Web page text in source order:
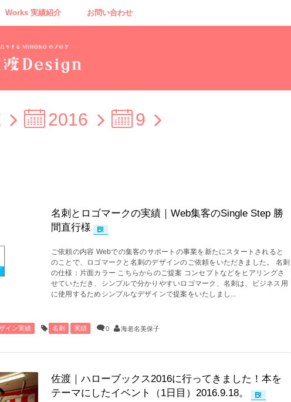
Works 実績紹介 お問い合わせ
2016 9
名刺とロゴマークの実績｜Web集客のSingle Step 勝
間直行様
ご依頼の内容 Webでの集客のサポートの事業を新たにスタートされると
のことで、ロゴマークと名刺のデザインのご依頼をいただきました。 名刺
の仕様：片面カラー こちらからのご提案 コンセプトなどをヒアリングさ
せていただき、シンプルで分かりやすいロゴマーク、名刺は、ビジネス用
に使用するためシンプルなデザインで提案をいたしまし...
イン実績 名刺 実績 0 海老名美保子
佐渡｜ハローブックス2016に行ってきました！本を
テーマにしたイベント（1日目）2016.9.18。